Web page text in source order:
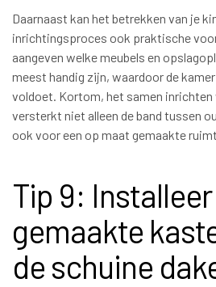
Daarnaast kan het betrekken van je
inrichtingsproces ook praktische
aangeven welke meubels en
meest handig zijn, waardoor de
voldoet. Kortom, het samen inrichten
versterkt niet alleen de band tussen
ook voor een op maat gemaakte
Tip 9:
gemaakte
de schuine